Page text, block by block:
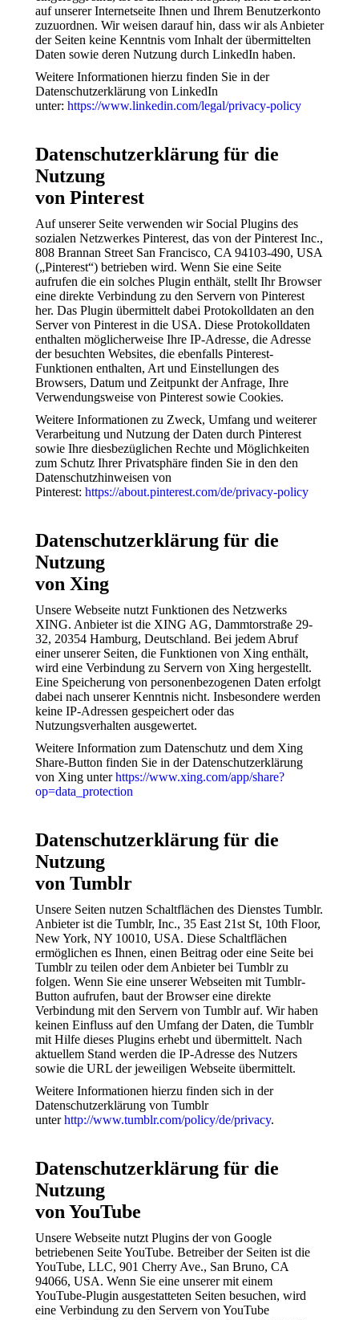
auf unserer Internetseite Ihnen und Ihrem Benutzerkonto
zuzuordnen. Wir weisen darauf hin, dass wir als Anbieter
der Seiten keine Kenntnis vom Inhalt der übermittelten
Daten sowie deren Nutzung durch LinkedIn haben.
Weitere Informationen hierzu finden Sie in der
Datenschutzerklärung von LinkedIn
unter: https://www.linkedin.com/legal/privacy-policy
Datenschutzerklärung für die
Nutzung
von Pinterest
Auf unserer Seite verwenden wir Social Plugins des
sozialen Netzwerkes Pinterest, das von der Pinterest Inc.,
808 Brannan Street San Francisco, CA 94103-490, USA
(„Pinterest“) betrieben wird. Wenn Sie eine Seite
aufrufen die ein solches Plugin enthält, stellt Ihr Browser
eine direkte Verbindung zu den Servern von Pinterest
her. Das Plugin übermittelt dabei Protokolldaten an den
Server von Pinterest in die USA. Diese Protokolldaten
enthalten möglicherweise Ihre IP-Adresse, die Adresse
der besuchten Websites, die ebenfalls Pinterest-
Funktionen enthalten, Art und Einstellungen des
Browsers, Datum und Zeitpunkt der Anfrage, Ihre
Verwendungsweise von Pinterest sowie Cookies.
Weitere Informationen zu Zweck, Umfang und weiterer
Verarbeitung und Nutzung der Daten durch Pinterest
sowie Ihre diesbezüglichen Rechte und Möglichkeiten
zum Schutz Ihrer Privatsphäre finden Sie in den den
Datenschutzhinweisen von
Pinterest: https://about.pinterest.com/de/privacy-policy
Datenschutzerklärung für die
Nutzung
von Xing
Unsere Webseite nutzt Funktionen des Netzwerks
XING. Anbieter ist die XING AG, Dammtorstraße 29-
32, 20354 Hamburg, Deutschland. Bei jedem Abruf
einer unserer Seiten, die Funktionen von Xing enthält,
wird eine Verbindung zu Servern von Xing hergestellt.
Eine Speicherung von personenbezogenen Daten erfolgt
dabei nach unserer Kenntnis nicht. Insbesondere werden
keine IP-Adressen gespeichert oder das
Nutzungsverhalten ausgewertet.
Weitere Information zum Datenschutz und dem Xing
Share-Button finden Sie in der Datenschutzerklärung
von Xing unterhttps://www.xing.com/app/share?
op=data_protection
Datenschutzerklärung für die
Nutzung
von Tumblr
Unsere Seiten nutzen Schaltflächen des Dienstes Tumblr.
Anbieter ist die Tumblr, Inc., 35 East 21st St, 10th Floor,
New York, NY 10010, USA. Diese Schaltflächen
ermöglichen es Ihnen, einen Beitrag oder eine Seite bei
Tumblr zu teilen oder dem Anbieter bei Tumblr zu
folgen. Wenn Sie eine unserer Webseiten mit Tumblr-
Button aufrufen, baut der Browser eine direkte
Verbindung mit den Servern von Tumblr auf. Wir haben
keinen Einfluss auf den Umfang der Daten, die Tumblr
mit Hilfe dieses Plugins erhebt und übermittelt. Nach
aktuellem Stand werden die IP-Adresse des Nutzers
sowie die URL der jeweiligen Webseite übermittelt.
Weitere Informationen hierzu finden sich in der
Datenschutzerklärung von Tumblr
unterhttp://www.tumblr.com/policy/de/privacy.
Datenschutzerklärung für die
Nutzung
von YouTube
Unsere Webseite nutzt Plugins der von Google
betriebenen Seite YouTube. Betreiber der Seiten ist die
YouTube, LLC, 901 Cherry Ave., San Bruno, CA
94066, USA. Wenn Sie eine unserer mit einem
YouTube-Plugin ausgestatteten Seiten besuchen, wird
eine Verbindung zu den Servern von YouTube